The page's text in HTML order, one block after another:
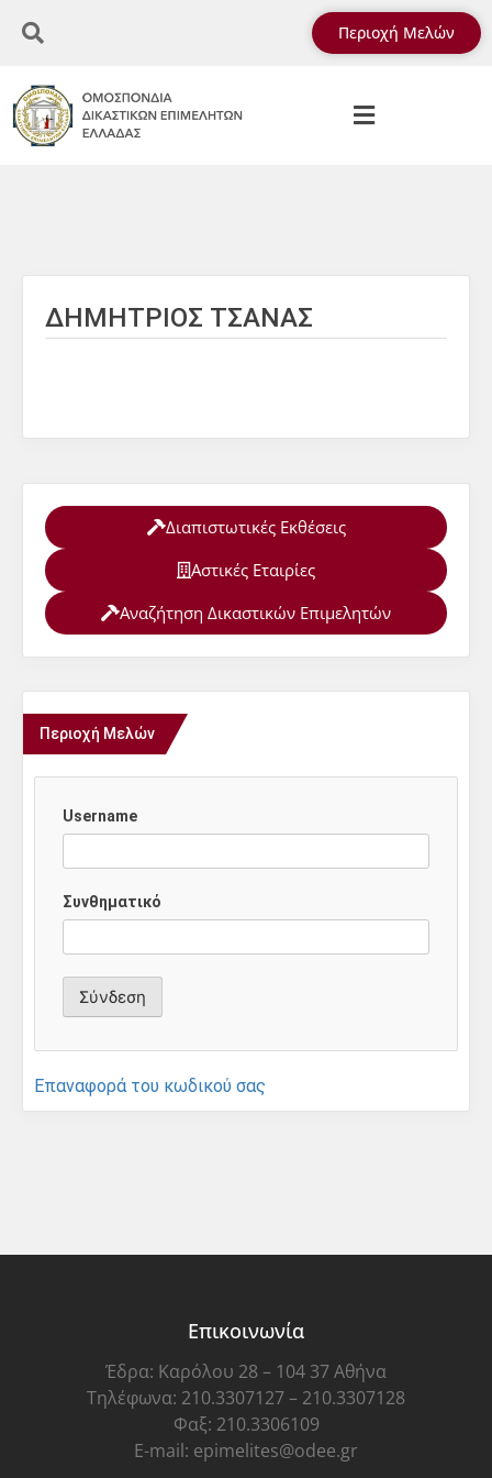
Περιοχή Μελών
ΔΗΜΗΤΡΙΟΣ ΤΣΑΝΑΣ
Διαπιστωτικές Εκθέσεις
Αστικές Εταιρίες
Αναζήτηση Δικαστικών Επιμελητών
Περιοχή Μελών
Username
Συνθηματικό
Επαναφορά του κωδικού σας
Επικοινωνία
Έδρα: Καρόλου 28 – 104 37 Αθήνα
Τηλέφωνα: 210.3307127 – 210.3307128
Φαξ: 210.3306109
E-mail: epimelites@odee.gr